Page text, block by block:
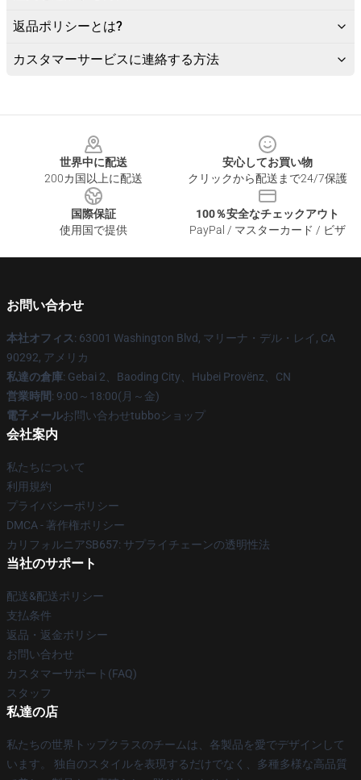
返品ポリシーとは?
カスタマーサービスに連絡する方法
世界中に配送
200カ国以上に配送
安心してお買い物
クリックから配送まで24/7保護
国際保証
使用国で提供
100％安全なチェックアウト
PayPal / マスターカード / ビザ
お問い合わせ
本社オフィス: 63001 Washington Blvd, マリーナ・デル・レイ, CA
90292, アメリカ
私達の倉庫: Gebai 2、Baoding City、Hubei Provënz、CN
営業時間: 9:00～18:00(月～金)
電子メールお問い合わせtubboショップ
会社案内
私たちについて
利用規約
プライバシーポリシー
DMCA - 著作権ポリシー
カリフォルニアSB657: サプライチェーンの透明性法
当社のサポート
配送&配送ポリシー
支払条件
返品・返金ポリシー
お問い合わせ
カスタマーサポート(FAQ)
スタッフ
私達の店
私たちの世界トップクラスのチームは、各製品を愛でデザインして
います。 独自のスタイルを表現するだけでなく、多種多様な高品質